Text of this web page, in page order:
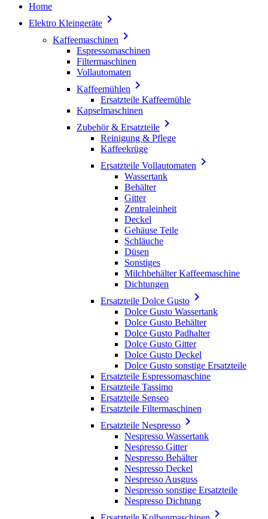
Home
Elektro Kleingeräte 
Kaffeemaschinen 
Espressomaschinen
Filtermaschinen
Vollautomaten
Kaffeemühlen 
Ersatzteile Kaffeemühle
Kapselmaschinen
Zubehör & Ersatzteile 
Reinigung & Pflege
Kaffeekrüge
Ersatzteile Vollautomaten 
Wassertank
Behälter
Gitter
Zentraleinheit
Deckel
Gehäuse Teile
Schläuche
Düsen
Sonstiges
Milchbehälter Kaffeemaschine
Dichtungen
Ersatzteile Dolce Gusto 
Dolce Gusto Wassertank
Dolce Gusto Behälter
Dolce Gusto Padhalter
Dolce Gusto Gitter
Dolce Gusto Deckel
Dolce Gusto sonstige Ersatzteile
Ersatzteile Espressomaschine
Ersatzteile Tassimo
Ersatzteile Senseo
Ersatzteile Filtermaschinen
Ersatzteile Nespresso 
Nespresso Wassertank
Nespresso Gitter
Nespresso Behälter
Nespresso Deckel
Nespresso Ausguss
Nespresso sonstige Ersatzteile
Nespresso Dichtung
